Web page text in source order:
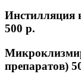
Инстилляция
500 p.
препаратов)